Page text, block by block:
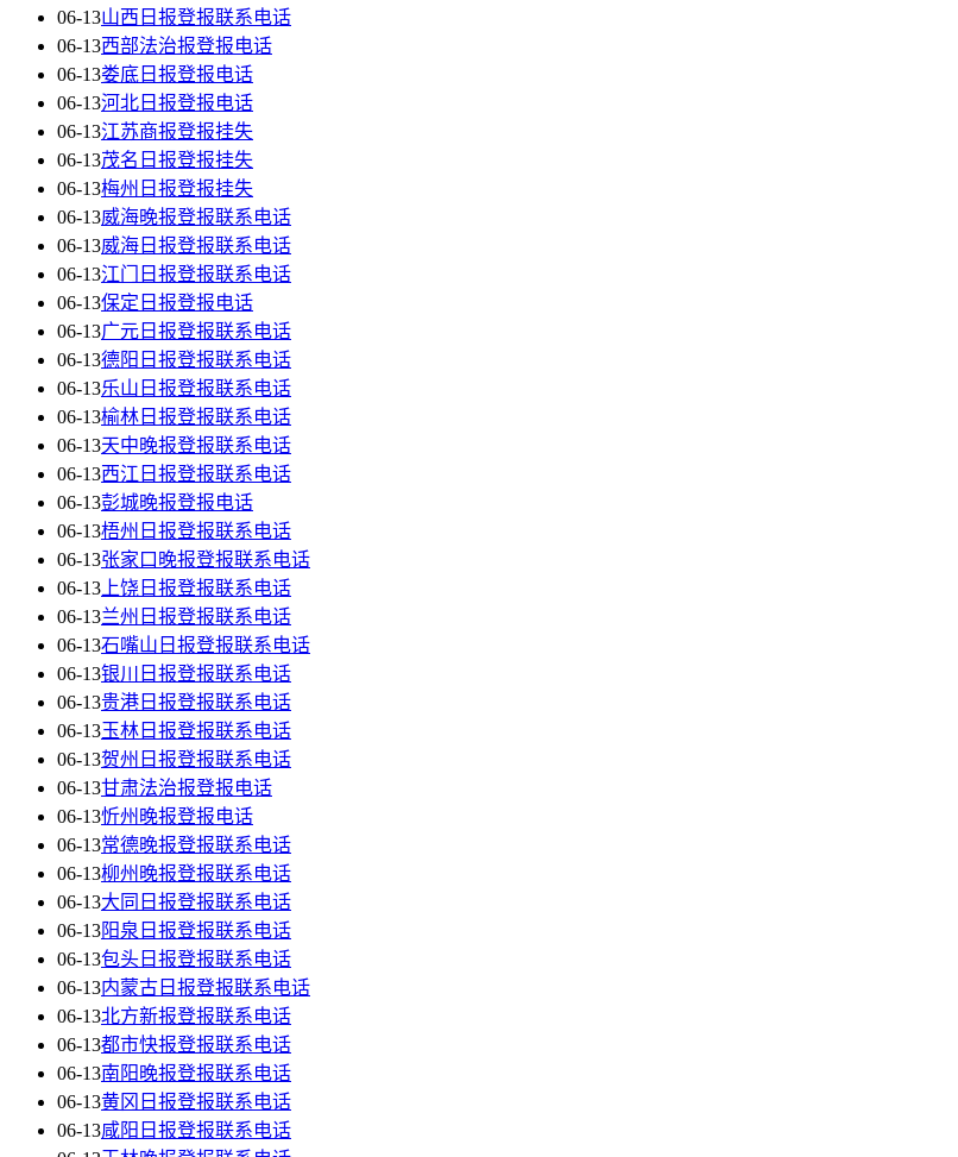
06-13山西日报登报联系电话
06-13西部法治报登报电话
06-13娄底日报登报电话
06-13河北日报登报电话
06-13江苏商报登报挂失
06-13茂名日报登报挂失
06-13梅州日报登报挂失
06-13威海晚报登报联系电话
06-13威海日报登报联系电话
06-13江门日报登报联系电话
06-13保定日报登报电话
06-13广元日报登报联系电话
06-13德阳日报登报联系电话
06-13乐山日报登报联系电话
06-13榆林日报登报联系电话
06-13天中晚报登报联系电话
06-13西江日报登报联系电话
06-13彭城晚报登报电话
06-13梧州日报登报联系电话
06-13张家口晚报登报联系电话
06-13 上饶日报登报联系电话
06-13兰州日报登报联系电话
06-13石嘴山日报登报联系电话
06-13银川日报登报联系电话
06-13贵港日报登报联系电话
06-13玉林日报登报联系电话
06-13贺州日报登报联系电话
06-13甘肃法治报登报电话
06-13忻州晚报登报电话
06-13常德晚报登报联系电话
06-13柳州晚报登报联系电话
06-13大同日报登报联系电话
06-13阳泉日报登报联系电话
06-13包头日报登报联系电话
06-13内蒙古日报登报联系电话
06-13北方新报登报联系电话
06-13都市快报登报联系电话
06-13南阳晚报登报联系电话
06-13黄冈日报登报联系电话
06-13咸阳日报登报联系电话